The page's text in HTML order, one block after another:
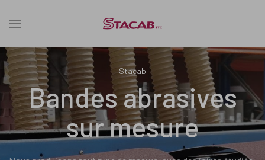
Stacab
Bandes abrasives
sur mesure